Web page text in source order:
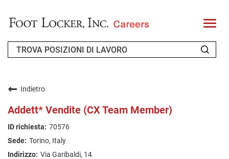
T
o
l
FAQ
CERCA LAVORO
Indietro
Addett* Vendite (CX Team Member)
70576
Torino, Italy
Via Garibaldi, 14